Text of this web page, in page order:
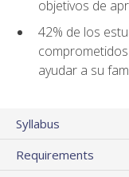
objetivos de
42% de los
ayudar a su
Syllabus
Requirements